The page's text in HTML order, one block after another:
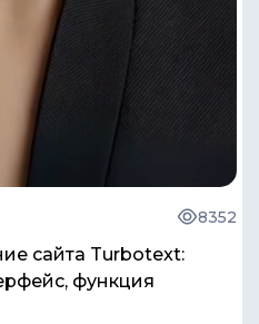
8352
сайта Turbotext:
функция